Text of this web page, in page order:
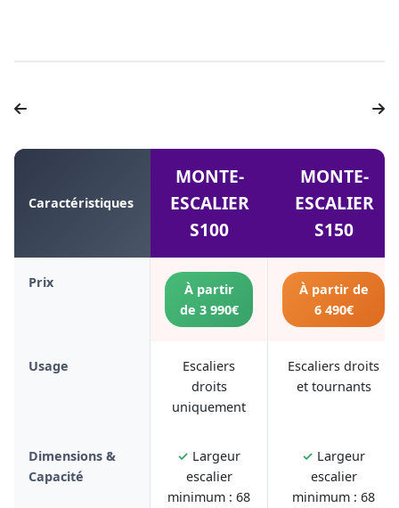
Caractéristiques
MONTE-
ESCALIER
S100
MONTE-
ESCALIER
S150
Prix
À partir
de 3 990€
À partir de
6 490€
Usage
Escaliers
droits
uniquement
Escaliers droits
et tournants
Dimensions &
Capacité
✓ Largeur
escalier
minimum : 68
✓ Largeur
escalier
minimum : 68